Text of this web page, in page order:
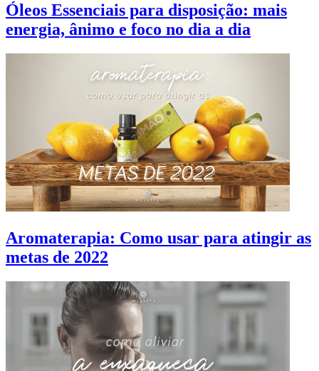
Óleos Essenciais para disposição: mais
energia, ânimo e foco no dia a dia
Aromaterapia: Como usar para atingir as
metas de 2022